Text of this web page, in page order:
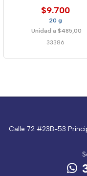
$9.700
20 g
Unidad a $485,00
33386
Calle 72 #23B-53